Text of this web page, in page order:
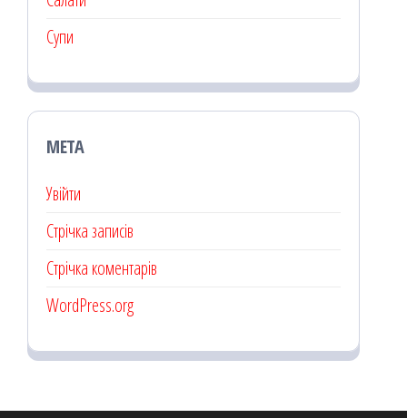
Супи
МЕТА
Увійти
Стрічка записів
Стрічка коментарів
WordPress.org